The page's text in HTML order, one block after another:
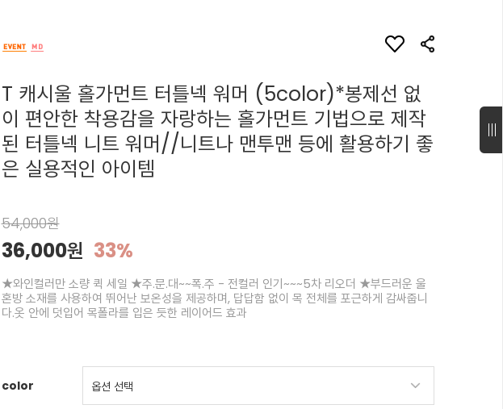
T 캐시울 홀가먼트 터틀넥 워머 (5color)*봉제선 없
이 편안한 착용감을 자랑하는 홀가먼트 기법으로 제작
된 터틀넥 니트 워머//니트나 맨투맨 등에 활용하기 좋
은 실용적인 아이템
54,000원
36,000원 33%
★와인컬러만 소량 퀵 세일 ★주.문.대~~폭.주 - 전컬러 인기~~~5차 리오더 ★부드러운 울
혼방 소재를 사용하여 뛰어난 보온성을 제공하며, 답답함 없이 목 전체를 포근하게 감싸줍니
다.옷 안에 덧입어 목폴라를 입은 듯한 레이어드 효과
color